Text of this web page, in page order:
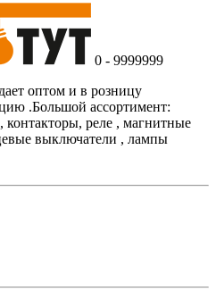
0 - 9999999
оптом и в розницу
.Большой ассортимент:
контакторы, реле , магнитные
выключатели , лампы